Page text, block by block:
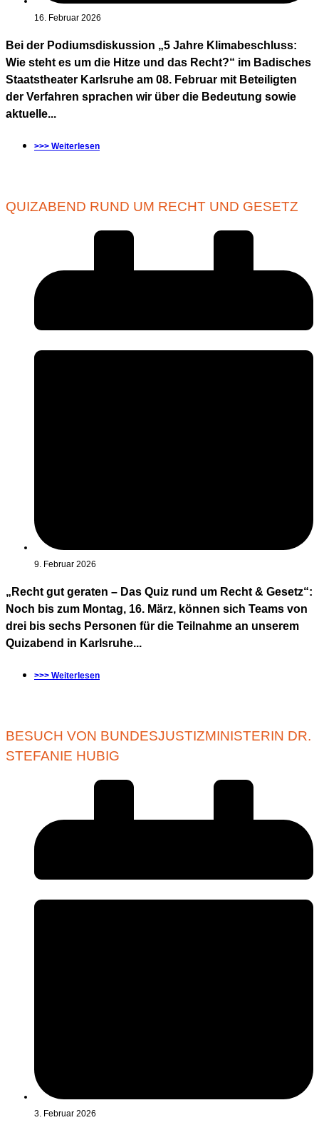
16. Februar 2026
Bei der Podiumsdiskussion „5 Jahre Klimabeschluss:
Wie steht es um die Hitze und das Recht?“ im Badisches
Staatstheater Karlsruhe am 08. Februar mit Beteiligten
der Verfahren sprachen wir über die Bedeutung sowie
aktuelle...
>>> Weiterlesen
QUIZABEND RUND UM RECHT UND GESETZ
9. Februar 2026
„Recht gut geraten – Das Quiz rund um Recht & Gesetz“:
Noch bis zum Montag, 16. März, können sich Teams von
drei bis sechs Personen für die Teilnahme an unserem
Quizabend in Karlsruhe...
>>> Weiterlesen
BESUCH VON BUNDESJUSTIZMINISTERIN DR.
STEFANIE HUBIG
3. Februar 2026